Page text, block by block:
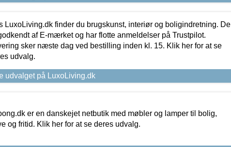
LuxoLiving.dk finder du brugskunst, interiør og boligindretning. De
af E-mærket og har flotte anmeldelser på Trustpilot.
sker næste dag ved bestilling inden kl. 15. Klik her for at se
udvalg.
udvalget på LuxoLiving.dk
er en danskejet netbutik med møbler og lamper til bolig,
og fritid. Klik her for at se deres udvalg.